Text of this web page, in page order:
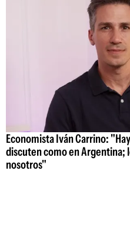
Economista Iván Carrino:
discuten como en Argentina;
nosotros"